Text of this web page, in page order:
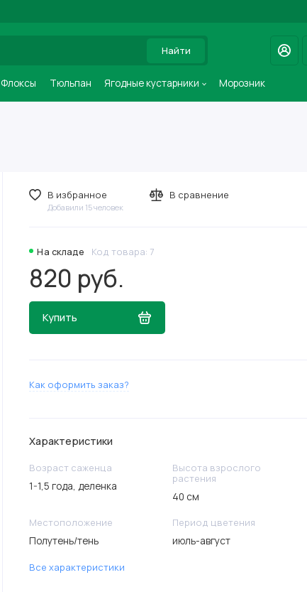
Найти
Флоксы Тюльпан Ягодные кустарники Морозник
На складе Код товара: 7
820 руб.
Купить
В избранное
Добавили 15 человек
В сравнение
Как оформить заказ?
Характеристики
Возраст саженца
1-1,5 года, деленка
Высота взрослого
растения
40 см
Местоположение
Полутень/тень
Период цветения
июль-август
Все характеристики